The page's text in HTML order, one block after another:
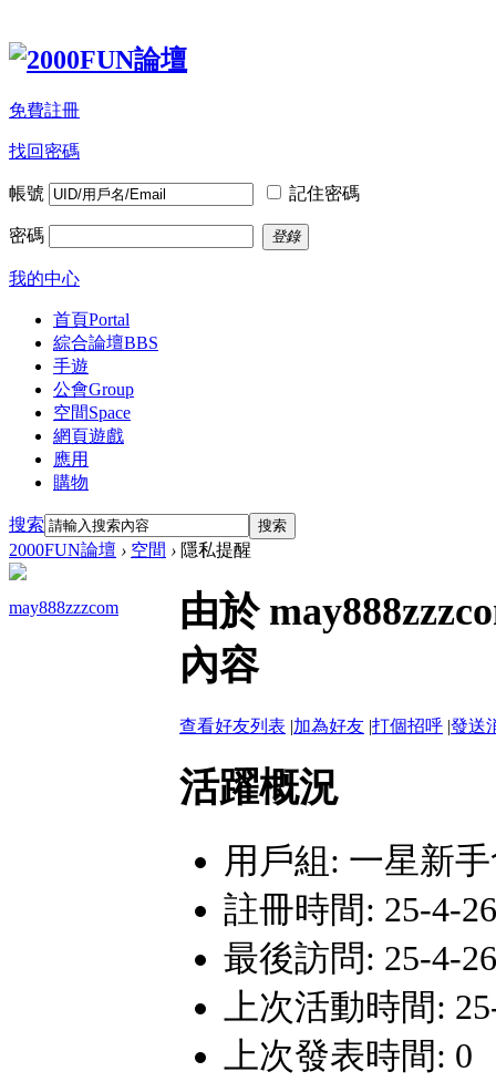
免費註冊
找回密碼
帳號 記住密碼
密碼 登錄
我的中心
首頁Portal
綜合論壇BBS
手遊
公會Group
空間Space
網頁遊戲
應用
購物
搜索 搜索
2000FUN論壇 › 空間 › 隱私提醒
may888zzzcom
由於
內容
查看好友列表 |加為好友 |打個招呼 |發送
活躍概況
用戶組: 一星新
註冊時間: 25-4-
最後訪問: 25-4-
上次活動時間:
上次發表時間: 0